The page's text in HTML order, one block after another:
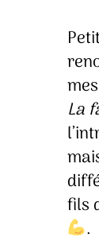
mes
La
fils
.